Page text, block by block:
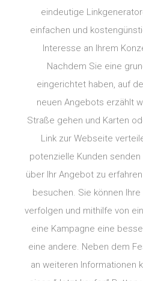
eindeutige
einfachen und
Interesse an Ihrem
Nachdem Sie eine
eingerichtet haben, auf
neuen Angebots erzählt
Straße gehen und Karten
Link zur Webseite
potenzielle Kunden
über Ihr Angebot zu
besuchen. Sie können
verfolgen und mithilfe von
eine Kampagne eine
eine andere. Neben dem
an weiteren Informationen